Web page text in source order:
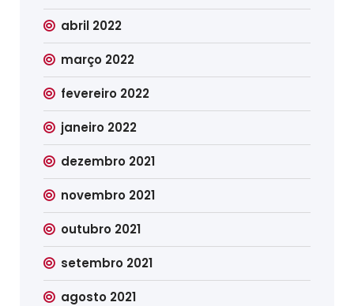
abril 2022
março 2022
fevereiro 2022
janeiro 2022
dezembro 2021
novembro 2021
outubro 2021
setembro 2021
agosto 2021